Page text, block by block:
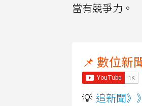
當有競爭力。
📌 數位新
💡 追新聞》